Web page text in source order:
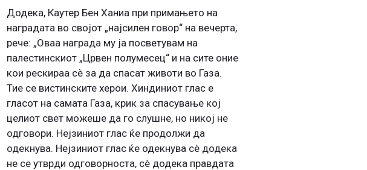
Додека, Каутер Бен Ханиа при примањето на
наградата во својот „најсилен говор“ на вечерта,
рече: „Оваа награда му ја посветувам на
палестинскиот „Црвен полумесец“ и на сите оние
кои рескираа сè за да спасат животи во Газа.
Тие се вистинските херои. Хиндиниот глас е
гласот на самата Газа, крик за спасување кој
целиот свет можеше да го слушне, но никој не
одговори. Нејзиниот глас ќе продолжи да
одекнува. Нејзиниот глас ќе одекнува сè додека
не се утврди одговорноста, сè додека правдата